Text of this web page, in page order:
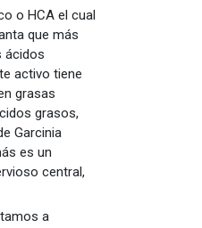
o HCA el cual
que más
ácidos
activo tiene
grasas
grasos,
Garcinia
es un
central,
a